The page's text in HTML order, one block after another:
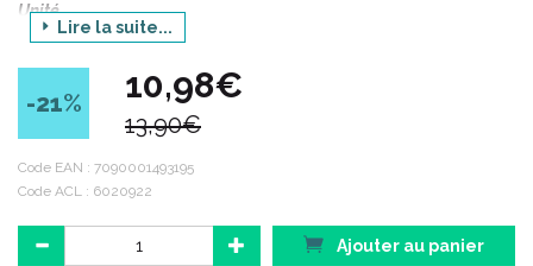
Unité
Naturel – Efficace.
Sans produits chimiques nocifs.
Sans effets secondaires.
Indications :
Lire la suite...
-21% 10,98€
13,90€
Code EAN : 7090001493195
Code ACL : 6020922
Ajouter au panier